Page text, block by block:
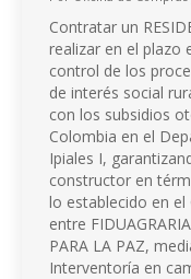
Contratar un
realizar en el plazo
control de los
de interés social
con los subsidios
Colombia en el
Ipiales I,
constructor en
lo establecido en
entre
PARA LA PAZ,
Interventoría en